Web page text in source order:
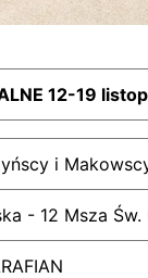
12-19
i
- 12 Msza Św.